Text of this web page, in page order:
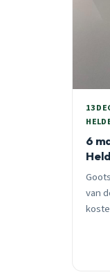
13
6
van